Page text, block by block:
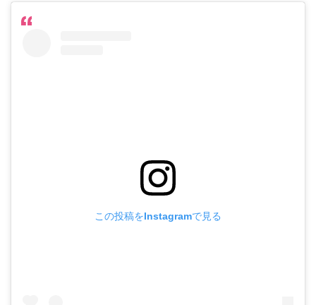
この投稿をInstagramで見る